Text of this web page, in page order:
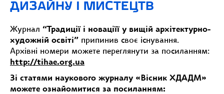
ДИЗАЙНУ І МИСТЕЦТВ
Журнал “Традиції і новаціїї у вищій архітектурно-
художній освіті” припинив своє існування.
Архівні номери можете переглянути за посиланням:
http://tihae.org.ua
Зі статями наукового журналу «Вісник ХДАДМ»
можете ознайомитися за посиланням: